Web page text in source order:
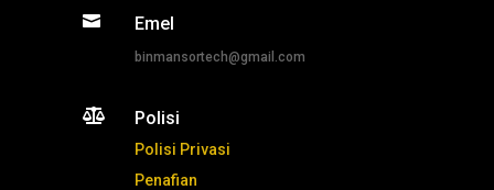
 Emel
binmansortech@gmail.com
 Polisi
Polisi Privasi
Penafian